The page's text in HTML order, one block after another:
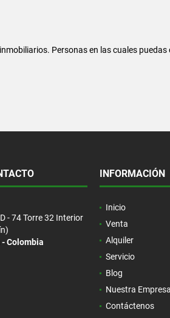
Personas en las cuales puedas
- 74 Torre 32 Interior
Colombia
INFORMACIÓN
Inicio
Venta
Alquiler
Servicio
Blog
Nuestra
Contáctenos